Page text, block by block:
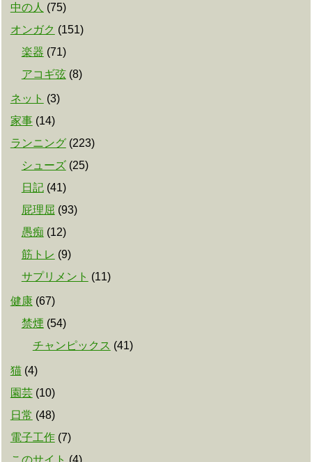
中の人 (75)
オンガク (151)
楽器 (71)
アコギ弦 (8)
ネット (3)
家事 (14)
ランニング (223)
シューズ (25)
日記 (41)
屁理屈 (93)
愚痴 (12)
筋トレ (9)
サプリメント (11)
健康 (67)
禁煙 (54)
チャンピックス (41)
猫 (4)
園芸 (10)
日常 (48)
電子工作 (7)
このサイト (4)